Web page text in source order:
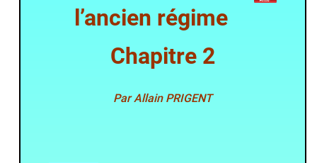
l’ancien régime
Chapitre 2
ParAllain PRIGENT